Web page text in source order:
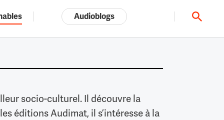
Tout l'univers ARTE.tv
Audioblogs
socio-culturel. Il découvre la
éditions Audimat, il s’intéresse à la